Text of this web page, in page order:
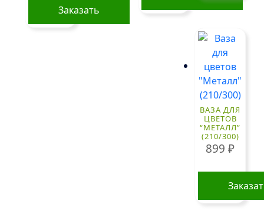
Заказать
ВАЗА ДЛЯ
ЦВЕТОВ
“МЕТАЛЛ”
(210/300)
899₽